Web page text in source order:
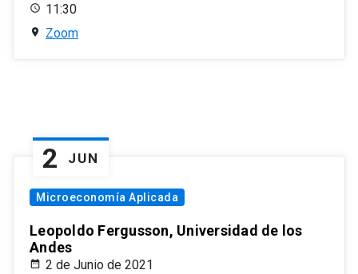
11:30
Zoom
2 JUN
Microeconomía Aplicada
Leopoldo Fergusson, Universidad de los
Andes
2 de Junio de 2021